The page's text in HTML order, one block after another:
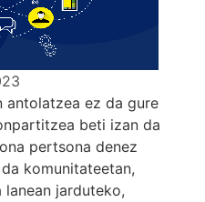
antolatzea ez da gure
beti izan da
pertsona denez
komunitateetan,
jarduteko,